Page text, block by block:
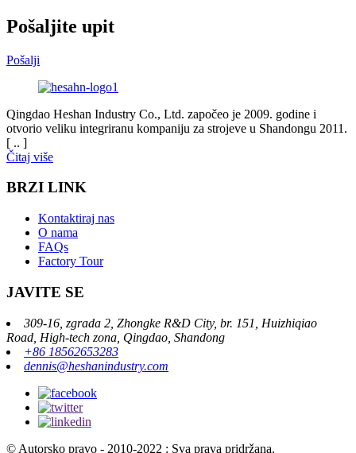
Pošaljite upit
Pošalji
Qingdao Heshan Industry Co., Ltd. započeo je 2009. godine i
otvorio veliku integriranu kompaniju za strojeve u Shandongu 2011.
[ .. ]
Čitaj više
BRZI LINK
Kontaktiraj nas
O nama
FAQs
Factory Tour
JAVITE SE
309-16, zgrada 2, Zhongke R&D City, br. 151, Huizhiqiao
Road, High-tech zona, Qingdao, Shandong
+86 18562653283
dennis@heshanindustry.com
© Autorsko pravo - 2010-2022 : Sva prava pridržana.